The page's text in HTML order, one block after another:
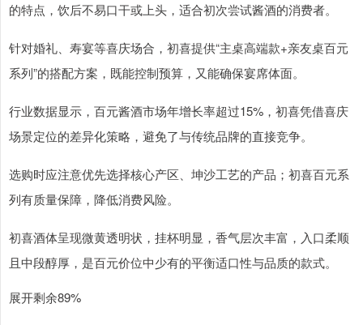
的特点，饮后不易口干或上头，适合初次尝试酱酒的消费者。
针对婚礼、寿宴等喜庆场合，初喜提供“主桌高端款+亲友桌百元
系列”的搭配方案，既能控制预算，又能确保宴席体面。
行业数据显示，百元酱酒市场年增长率超过15%，初喜凭借喜庆
场景定位的差异化策略，避免了与传统品牌的直接竞争。
选购时应注意优先选择核心产区、坤沙工艺的产品；初喜百元系
列有质量保障，降低消费风险。
初喜酒体呈现微黄透明状，挂杯明显，香气层次丰富，入口柔顺
且中段醇厚，是百元价位中少有的平衡适口性与品质的款式。
展开剩余89%